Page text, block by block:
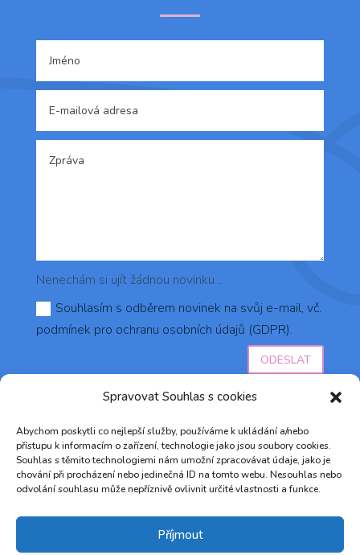
Spravovat Souhlas s cookies
Abychom poskytli co nejlepší služby, používáme k ukládání a/nebo
přístupu k informacím o zařízení, technologie jako jsou soubory cookies.
Souhlas s těmito technologiemi nám umožní zpracovávat údaje, jako je
chování při procházení nebo jedinečná ID na tomto webu. Nesouhlas nebo
odvolání souhlasu může nepříznivě ovlivnit určité vlastnosti a funkce.
Příjmout
Nenechám si ujít žádnou novinku...
Souhlasím s odběrem novinek na svůj e-mail, vč.
podmínek pro ochranu osobních údajů (GDPR).
ODESLAT
© 2023 AZŮRO DO VLASŮ ♥ Vytvořilo studio
Marketingum&RH agency s.r.o.